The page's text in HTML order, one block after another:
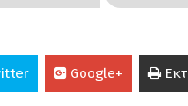
Google+